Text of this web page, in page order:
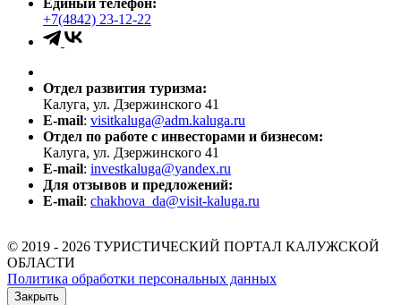
Единый телефон:
+7(4842) 23-12-22
Отдел развития туризма:
Калуга, ул. Дзержинского 41
E-mail: visitkaluga@adm.kaluga.ru
Отдел по работе с инвесторами и бизнесом:
Калуга, ул. Дзержинского 41
E-mail: investkaluga@yandex.ru
Для отзывов и предложений:
E-mail: chakhova_da@visit-kaluga.ru
© 2019 - 2026 ТУРИСТИЧЕСКИЙ ПОРТАЛ КАЛУЖСКОЙ
ОБЛАСТИ
Политика обработки персональных данных
Закрыть